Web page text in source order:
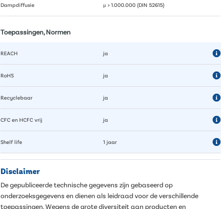
Dampdiffusie μ > 1.000.000 (DIN 52615)
Toepassingen, Normen
REACH ja
RoHS ja
Recyclebaar ja
CFC en HCFC vrij ja
Shelf life 1 jaar
Disclaimer
De gepubliceerde technische gegevens zijn gebaseerd op
onderzoeksgegevens en dienen als leidraad voor de verschillende
toepassingen. Wegens de grote diversiteit aan producten en